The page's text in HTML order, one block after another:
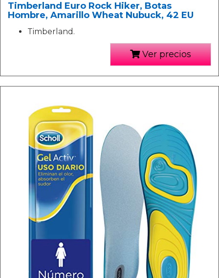
Timberland Euro Rock Hiker, Botas
Hombre, Amarillo Wheat Nubuck, 42 EU
Timberland.
Ver precios